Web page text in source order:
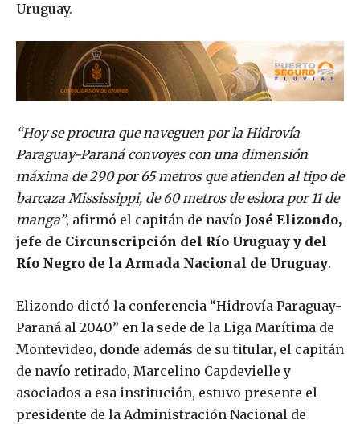
Uruguay.
“Hoy se procura que naveguen por la Hidrovía
Paraguay-Paraná convoyes con una dimensión
máxima de 290 por 65 metros que atienden al tipo de
barcaza Mississippi, de 60 metros de eslora por 11 de
manga”, afirmó el capitán de navío José Elizondo,
jefe de Circunscripción del Río Uruguay y del
Río Negro de la Armada Nacional de Uruguay.
Elizondo dictó la conferencia “Hidrovía Paraguay-
Paraná al 2040” en la sede de la Liga Marítima de
Montevideo, donde además de su titular, el capitán
de navío retirado, Marcelino Capdevielle y
asociados a esa institución, estuvo presente el
presidente de la Administración Nacional de